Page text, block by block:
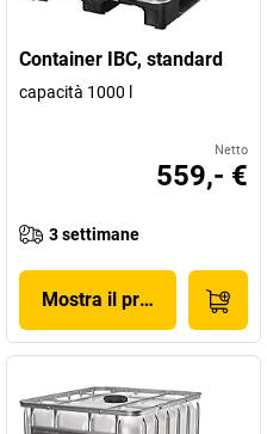
Container IBC, standard
capacità 1000 l
Netto
559,- €
3 settimane
Mostra il prodotto